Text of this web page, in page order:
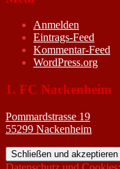
Anmelden
Eintrags-Feed
Kommentar-Feed
WordPress.org
1. FC Nackenheim
Pommardstrasse 19
55299 Nackenheim